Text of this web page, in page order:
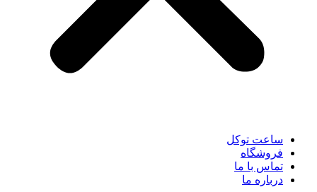
ساعت توکل
فروشگاه
تماس با ما
درباره ما